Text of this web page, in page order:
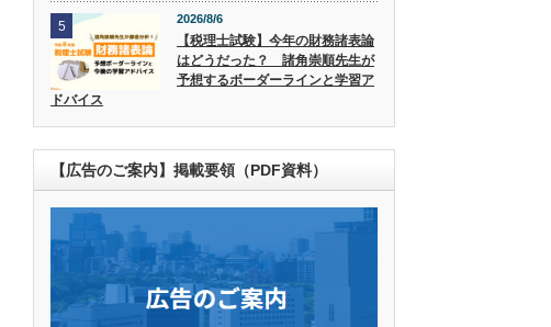
5 2026/8/6
【税理士試験】今年の財務諸表論
はどうだった？ 諸角崇順先生が
予想するボーダーラインと学習ア
ドバイス
【広告のご案内】掲載要領（PDF資料）